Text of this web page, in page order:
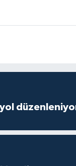
yol